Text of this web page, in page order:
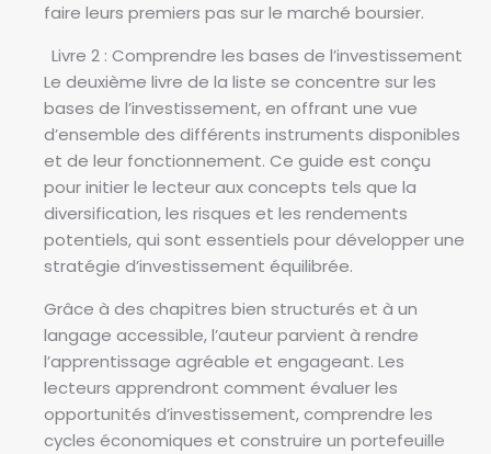
faire leurs premiers pas sur le marché boursier.
Livre 2 : Comprendre les bases de l’investissement
Le deuxième livre de la liste se concentre sur les
bases de l’investissement, en offrant une vue
d’ensemble des différents instruments disponibles
et de leur fonctionnement. Ce guide est conçu
pour initier le lecteur aux concepts tels que la
diversification, les risques et les rendements
potentiels, qui sont essentiels pour développer une
stratégie d’investissement équilibrée.
Grâce à des chapitres bien structurés et à un
langage accessible, l’auteur parvient à rendre
l’apprentissage agréable et engageant. Les
lecteurs apprendront comment évaluer les
opportunités d’investissement, comprendre les
cycles économiques et construire un portefeuille